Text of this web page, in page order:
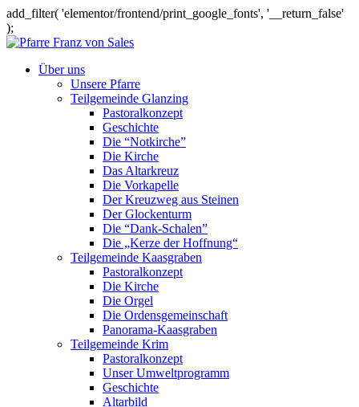
add_filter( 'elementor/frontend/print_google_fonts', '__return_false'
);
Über uns
Unsere Pfarre
Teilgemeinde Glanzing
Pastoralkonzept
Geschichte
Die “Notkirche”
Die Kirche
Das Altarkreuz
Die Vorkapelle
Der Kreuzweg aus Steinen
Der Glockenturm
Die “Dank-Schalen”
Die „Kerze der Hoffnung“
Teilgemeinde Kaasgraben
Pastoralkonzept
Die Kirche
Die Orgel
Die Ordensgemeinschaft
Panorama-Kaasgraben
Teilgemeinde Krim
Pastoralkonzept
Unser Umweltprogramm
Geschichte
Altarbild